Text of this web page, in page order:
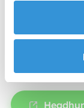
sinnvollen